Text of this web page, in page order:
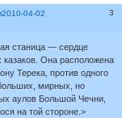
3
2010-04-02
станица — сердце
казаков. Она расположена
Терека, против одного
мирных, но
аулов Большой Чечни,
на той стороне.>